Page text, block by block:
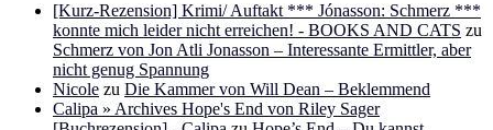
[Kurz-Rezension] Krimi/ Auftakt *** Jónasson: Schmerz ***
konnte mich leider nicht erreichen! - BOOKS AND CATS zu
Schmerz von Jon Atli Jonasson – Interessante Ermittler, aber
nicht genug Spannung
Nicole zu Die Kammer von Will Dean – Beklemmend
Calipa » Archives Hope's End von Riley Sager